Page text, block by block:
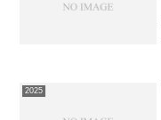
2025